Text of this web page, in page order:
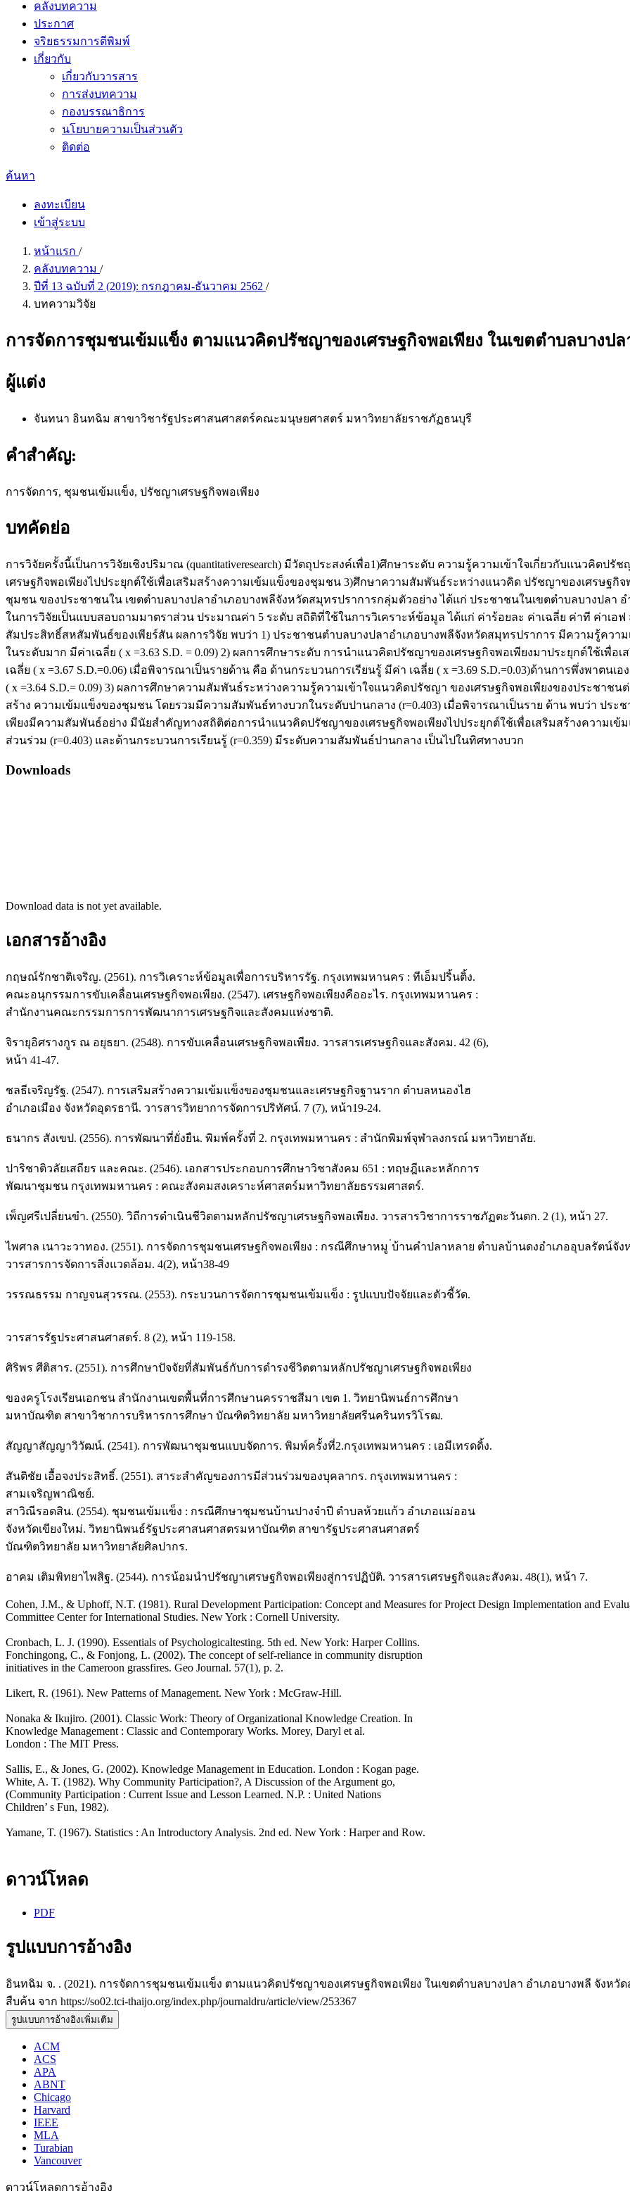
คลังบทความ
ประกาศ
จริยธรรมการตีพิมพ์
เกี่ยวกับ
เกี่ยวกับวารสาร
การส่งบทความ
กองบรรณาธิการ
นโยบายความเป็นส่วนตัว
ติดต่อ
ค้นหา
ลงทะเบียน
เข้าสู่ระบบ
หน้าแรก /
คลังบทความ /
ปีที่ 13 ฉบับที่ 2 (2019): กรกฎาคม-ธันวาคม 2562 /
บทความวิจัย
การจัดการชุมชนเข้มแข็ง ตามแนวคิดปรัชญาของเศรษฐกิจพอเพียง ในเขตตำบลบางป
ผู้แต่ง
จันทนา อินทฉิม สาขาวิชารัฐประศาสนศาสตร์คณะมนุษยศาสตร์ มหาวิทยาลัยราชภัฏธนบุรี
คำสำคัญ:
การจัดการ, ชุมชนเข้มแข็ง, ปรัชญาเศรษฐกิจพอเพียง
บทคัดย่อ
การวิจัยครั้งนี้เป็นการวิจัยเชิงปริมาณ (quantitativeresearch) มีวัตถุประสงค์เพื่อ1)ศึกษาระดับ ความรู้ความเข้าใจเกี่ยวกับแนวคิด
เศรษฐกิจพอเพียงไปประยุกต์ใช้เพื่อเสริมสร้างความเข้มแข็งของชุมชน 3)ศึกษาความสัมพันธ์ระหว่างแนวคิด ปรัชญาของเศรษฐกิ
ชุมชน ของประชาชนใน เขตตำบลบางปลาอำเภอบางพลีจังหวัดสมุทรปราการกลุ่มตัวอย่าง ได้แก่ ประชาชนในเขตตำบลบางปลา
ในการวิจัยเป็นแบบสอบถามมาตราส่วน ประมาณค่า 5 ระดับ สถิติที่ใช้ในการวิเคราะห์ข้อมูล ได้แก่ ค่าร้อยละ ค่าเฉลี่ย ค่าที ค่าเอ
สัมประสิทธิ์สหสัมพันธ์ของเพียร์สัน ผลการวิจัย พบว่า 1) ประชาชนตำบลบางปลาอำเภอบางพลีจังหวัดสมุทรปราการ มีความรู้ควา
ในระดับมาก มีค่าเฉลี่ย ( x =3.63 S.D. = 0.09) 2) ผลการศึกษาระดับ การนำแนวคิดปรัชญาของเศรษฐกิจพอเพียงมาประยุกต์ใช้เพื่
เฉลี่ย ( x =3.67 S.D.=0.06) เมื่อพิจารณาเป็นรายด้าน คือ ด้านกระบวนการเรียนรู้ มีค่า เฉลี่ย ( x =3.69 S.D.=0.03)ด้านการพึ่งพาตนเ
( x =3.64 S.D.= 0.09) 3) ผลการศึกษาความสัมพันธ์ระหว่างความรู้ความเข้าใจแนวคิดปรัชญา ของเศรษฐกิจพอเพียงของประชาช
สร้าง ความเข้มแข็งของชุมชน โดยรวมมีความสัมพันธ์ทางบวกในระดับปานกลาง (r=0.403) เมื่อพิจารณาเป็นราย ด้าน พบว่า ปร
เพียงมีความสัมพันธ์อย่าง มีนัยสำคัญทางสถิติต่อการนำแนวคิดปรัชญาของเศรษฐกิจพอเพียงไปประยุกต์ใช้เพื่อเสริมสร้างความเข้
ส่วนร่วม (r=0.403) และด้านกระบวนการเรียนรู้ (r=0.359) มีระดับความสัมพันธ์ปานกลาง เป็นไปในทิศทางบวก
Downloads
Download data is not yet available.
เอกสารอ้างอิง
กฤษณ์รักชาติเจริญ. (2561). การวิเคราะห์ข้อมูลเพื่อการบริหารรัฐ. กรุงเทพมหานคร : ทีเอ็มปริ้นติ้ง.
คณะอนุกรรมการขับเคลื่อนเศรษฐกิจพอเพียง. (2547). เศรษฐกิจพอเพียงคืออะไร. กรุงเทพมหานคร :
สํานักงานคณะกรรมการการพัฒนาการเศรษฐกิจและสังคมแห่งชาติ.
จิรายุอิศรางกูร ณ อยุธยา. (2548). การขับเคลื่อนเศรษฐกิจพอเพียง. วารสารเศรษฐกิจและสังคม. 42 (6),
หน้า 41-47.
ชลธีเจริญรัฐ. (2547). การเสริมสร้างความเข้มแข็งของชุมชนและเศรษฐกิจฐานราก ตำบลหนองไฮ
อำเภอเมือง จังหวัดอุดรธานี. วารสารวิทยาการจัดการปริทัศน์. 7 (7), หน้า19-24.
ธนากร สังเขป. (2556). การพัฒนาที่ยั่งยืน. พิมพ์ครั้งที่ 2. กรุงเทพมหานคร : สำนักพิมพ์จุฬาลงกรณ์ มหาวิทยาลัย.
ปาริชาติวลัยเสถียร และคณะ. (2546). เอกสารประกอบการศึกษาวิชาสังคม 651 : ทฤษฎีและหลักการ
พัฒนาชุมชน กรุงเทพมหานคร : คณะสังคมสงเคราะห์ศาสตร์มหาวิทยาลัยธรรมศาสตร์.
เพ็ญศรีเปลี่ยนขำ. (2550). วิถีการดำเนินชีวิตตามหลักปรัชญาเศรษฐกิจพอเพียง. วารสารวิชาการราชภัฏตะวันตก. 2 (1), หน้า 27.
ไพศาล เนาวะวาทอง. (2551). การจัดการชุมชนเศรษฐกิจพอเพียง : กรณีศึกษาหมู ่บ้านคำปลาหลาย ตำบลบ้านดงอำเภออุบลรัตน์จั
วารสารการจัดการสิ่งแวดล้อม. 4(2), หน้า38-49
วรรณธรรม กาญจนสุวรรณ. (2553). กระบวนการจัดการชุมชนเข้มแข็ง : รูปแบบปัจจัยและตัวชี้วัด.
วารสารรัฐประศาสนศาสตร์. 8 (2), หน้า 119-158.
ศิริพร ศีติสาร. (2551). การศึกษาปัจจัยที่สัมพันธ์กับการดำรงชีวิตตามหลักปรัชญาเศรษฐกิจพอเพียง
ของครูโรงเรียนเอกชน สำนักงานเขตพื้นที่การศึกษานครราชสีมา เขต 1. วิทยานิพนธ์การศึกษา
มหาบัณฑิต สาขาวิชาการบริหารการศึกษา บัณฑิตวิทยาลัย มหาวิทยาลัยศรีนครินทรวิโรฒ.
สัญญาสัญญาวิวัฒน์. (2541). การพัฒนาชุมชนแบบจัดการ. พิมพ์ครั้งที่2.กรุงเทพมหานคร : เอมีเทรดดิ้ง.
สันติชัย เอื้อจงประสิทธิ์. (2551). สาระสำคัญของการมีส่วนร่วมของบุคลากร. กรุงเทพมหานคร :
สามเจริญพาณิชย์.
สาวิณีรอดสิน. (2554). ชุมชนเข้มแข็ง : กรณีศึกษาชุมชนบ้านปางจำปี ตำบลห้วยแก้ว อำเภอแม่ออน
จังหวัดเขียงใหม่. วิทยานิพนธ์รัฐประศาสนศาสตรมหาบัณฑิต สาขารัฐประศาสนศาสตร์
บัณฑิตวิทยาลัย มหาวิทยาลัยศิลปากร.
อาคม เติมพิทยาไพสิฐ. (2544). การน้อมนำปรัชญาเศรษฐกิจพอเพียงสู่การปฏิบัติ. วารสารเศรษฐกิจและสังคม. 48(1), หน้า 7.
Cohen, J.M., & Uphoff, N.T. (1981). Rural Development Participation: Concept and Measures for Project Design Implementation and
Committee Center for International Studies. New York : Cornell University.
Cronbach, L. J. (1990). Essentials of Psychologicaltesting. 5th ed. New York: Harper Collins.
Fonchingong, C., & Fonjong, L. (2002). The concept of self-reliance in community disruption
initiatives in the Cameroon grassfires. Geo Journal. 57(1), p. 2.
Likert, R. (1961). New Patterns of Management. New York : McGraw-Hill.
Nonaka & Ikujiro. (2001). Classic Work: Theory of Organizational Knowledge Creation. In
Knowledge Management : Classic and Contemporary Works. Morey, Daryl et al.
London : The MIT Press.
Sallis, E., & Jones, G. (2002). Knowledge Management in Education. London : Kogan page.
White, A. T. (1982). Why Community Participation?, A Discussion of the Argument go,
(Community Participation : Current Issue and Lesson Learned. N.P. : United Nations
Children’ s Fun, 1982).
Yamane, T. (1967). Statistics : An Introductory Analysis. 2nd ed. New York : Harper and Row.
ดาวน์โหลด
PDF
รูปแบบการอ้างอิง
อินทฉิม จ. . (2021). การจัดการชุมชนเข้มแข็ง ตามแนวคิดปรัชญาของเศรษฐกิจพอเพียง ในเขตตำบลบางปลา อำเภอบางพลี จังหวั
สืบค้น จาก https://so02.tci-thaijo.org/index.php/journaldru/article/view/253367
รูปแบบการอ้างอิงเพิ่มเติม
ACM
ACS
APA
ABNT
Chicago
Harvard
IEEE
MLA
Turabian
Vancouver
ดาวน์โหลดการอ้างอิง